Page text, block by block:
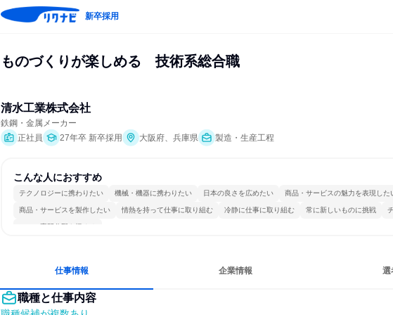
新卒採用
ものづくりが楽しめる　技術系総合職
清水工業株式会社
鉄鋼・金属メーカー
正社員
27年卒 新卒採用 大阪府、兵庫県 製造・生産工程
こんな人におすすめ
テクノロジーに携わりたい 機械・機器に携わりたい 日本の良さを広めたい 商品・サービスの魅力を表現した
商品・サービスを製作したい 情熱を持って仕事に取り組む 冷静に仕事に取り組む 常に新しいものに挑戦
一つの専門分野を極める
仕事情報 企業情報 選
職種と仕事内容